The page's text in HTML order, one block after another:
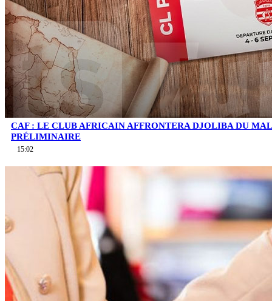
CAF : LE CLUB AFRICAIN AFFRONTERA DJOLIBA DU
PRÉLIMINAIRE
15:02